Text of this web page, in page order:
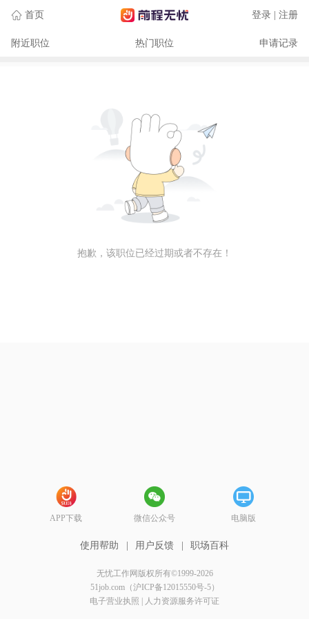
首页 登录 | 注册
附近职位 热门职位 申请记录
抱歉，该职位已经过期或者不存在！
APP下载 微信公众号 电脑版
使用帮助 用户反馈 职场百科
无忧工作网版权所有©1999-2026
51job.com（沪ICP备12015550号-5）
电子营业执照
人力资源服务许可证